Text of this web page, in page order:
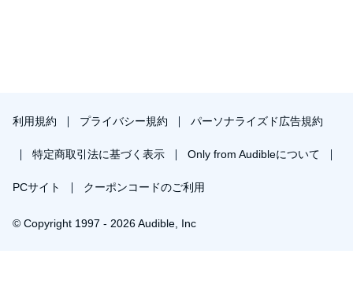
利用規約 プライバシー規約 パーソナライズド広告規約
特定商取引法に基づく表示 Only from Audibleについて
PCサイト クーポンコードのご利用
© Copyright 1997 - 2026 Audible, Inc